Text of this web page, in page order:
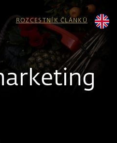
ROZCESTNÍK ČLÁNKŮ